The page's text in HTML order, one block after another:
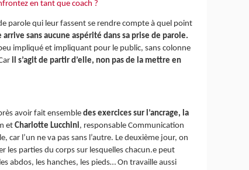
en tant que coach ?
parole qui leur fassent se rendre compte à quel point
sans aucune aspérité dans sa prise de parole.
impliqué et impliquant pour le public, sans colonne
il s’agit de partir d’elle, non pas de la mettre en
avoir fait ensembledes exercices sur l’ancrage, la
etCharlotte Lucchini, responsable Communication
car l’un ne va pas sans l’autre. Le deuxième jour, on
les parties du corps sur lesquelles chacun.e peut
abdos, les hanches, les pieds… On travaille aussi